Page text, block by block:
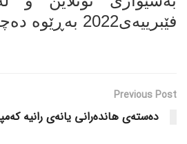
فێبرییەی2022 بەڕێوە دەچێت.
Previous Post
دەستەی ھاندەرانی یانەی رانیە